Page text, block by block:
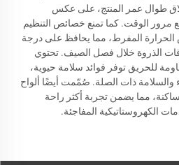
طوال عمر المنتج، على عكس
مرور الوقت. كما تمنع خصائص التنظيم
الحرارة المفرط، مما يحافظ على درجة
الذروة خلال فصل الصيف. تحتوي
للحريق توفر فوائد سلامة حيوية،
والسلامة ذات الصلة. صُمّمت أيضًا ألواح
مما يضمن تجربة أكثر راحة
الكهروستاتيكية المفاجئة.